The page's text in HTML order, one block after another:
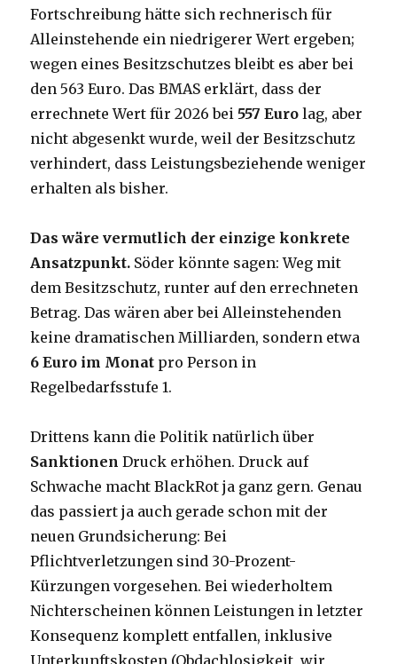
Fortschreibung hätte sich rechnerisch für
Alleinstehende ein niedrigerer Wert ergeben;
wegen eines Besitzschutzes bleibt es aber bei
den 563 Euro. Das BMAS erklärt, dass der
errechnete Wert für 2026 bei 557 Euro lag, aber
nicht abgesenkt wurde, weil der Besitzschutz
verhindert, dass Leistungsbeziehende weniger
erhalten als bisher.
Das wäre vermutlich der einzige konkrete
Ansatzpunkt. Söder könnte sagen: Weg mit
dem Besitzschutz, runter auf den errechneten
Betrag. Das wären aber bei Alleinstehenden
keine dramatischen Milliarden, sondern etwa
6 Euro im Monat pro Person in
Regelbedarfsstufe 1.
Drittens kann die Politik natürlich über
Sanktionen Druck erhöhen. Druck auf
Schwache macht BlackRot ja ganz gern. Genau
das passiert ja auch gerade schon mit der
neuen Grundsicherung: Bei
Pflichtverletzungen sind 30-Prozent-
Kürzungen vorgesehen. Bei wiederholtem
Nichterscheinen können Leistungen in letzter
Konsequenz komplett entfallen, inklusive